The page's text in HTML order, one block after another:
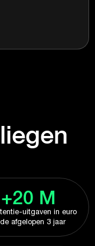
+20 M
uitgaven in euro
afgelopen 3 jaar